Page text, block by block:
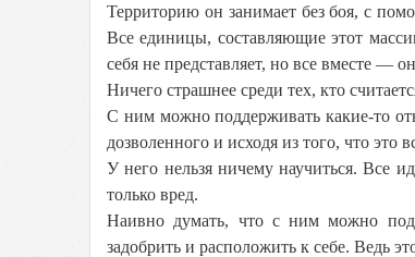
Территорию он занимает без боя, с
Все единицы, составляющие этот
себя не представляет, но все вместе —
Ничего страшнее среди тех, кто
С ним можно поддерживать какие-то
дозволенного и исходя из того, что это
У него нельзя ничему научиться. Все
только вред.
Наивно думать, что с ним можно
задобрить и расположить к себе. Ведь